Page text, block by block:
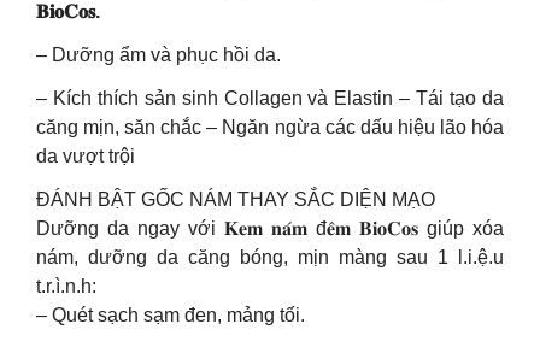
𝐁𝐢𝐨𝐂𝐨𝐬.
– Dưỡng ẩm và phục hồi da.
– Kích thích sản sinh Collagen và Elastin – Tái tạo da
căng mịn, săn chắc – Ngăn ngừa các dấu hiệu lão hóa
da vượt trội
ĐÁNH BẬT GỐC NÁM THAY SẮC DIỆN MẠO
Dưỡng da ngay với 𝐊𝐞𝐦 𝐧𝐚́𝐦 đ𝐞̂𝐦 𝐁𝐢𝐨𝐂𝐨𝐬 giúp xóa
nám, dưỡng da căng bóng, mịn màng sau 1 l.i.ệ.u
t.r.ì.n.h:
– Quét sạch sạm đen, mảng tối.